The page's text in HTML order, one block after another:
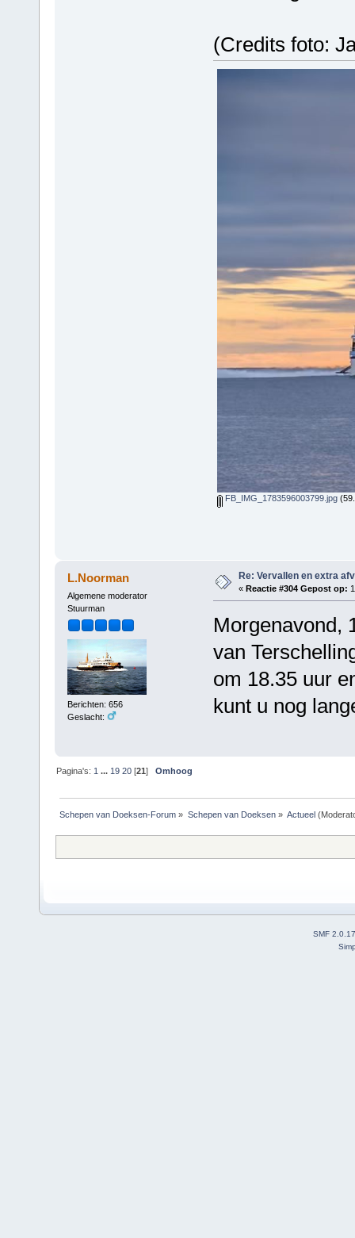
(Credits foto:
FB_IMG_1783596003799.jpg
L.Noorman
Algemene moderator
Stuurman
Berichten: 656
Geslacht:
Re: Vervallen en extra
« Reactie #304 Gepost op:
Morgenavond,
van
om 18.35 uur
kunt u nog
Pagina's: 1 ... 19 20 [21]Omhoog
Schepen van Doeksen-Forum » Schepen van Doeksen» Actueel
SMF 2.0.17